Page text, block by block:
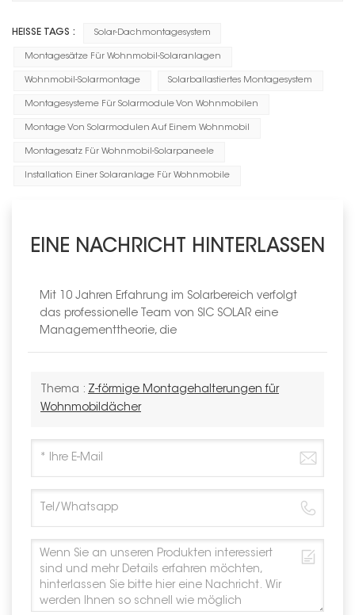
HEISSE TAGS : Solar-Dachmontagesystem
Montagesätze Für Wohnmobil-Solaranlagen
Wohnmobil-Solarmontage Solarballastiertes Montagesystem
Montagesysteme Für Solarmodule Von Wohnmobilen
Montage Von Solarmodulen Auf Einem Wohnmobil
Montagesatz Für Wohnmobil-Solarpaneele
Installation Einer Solaranlage Für Wohnmobile
EINE NACHRICHT HINTERLASSEN
Mit 10 Jahren Erfahrung im Solarbereich verfolgt
das professionelle Team von SIC SOLAR eine
Managementtheorie, die
Thema : Z-förmige Montagehalterungen für
Wohnmobildächer